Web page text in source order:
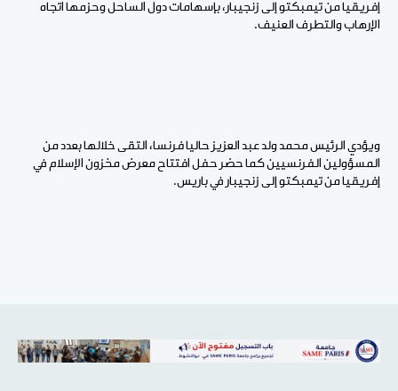
إفريقيا من تيمبكتو إلى زنجيبار، بإسهامات دول الساحل وحزمها اتجاه
الإرهاب والتطرف العنيف.
ويؤدي الرئيس محمد ولد عبد العزيز حاليا فرنسا، التقى خلالها بعدد من
المسؤولين الفرنسيين كما حضر حفل افتتاح معرض مخزون الإسلام في
إفريقيا من تيمبكتو إلى زنجيبار في باريس.